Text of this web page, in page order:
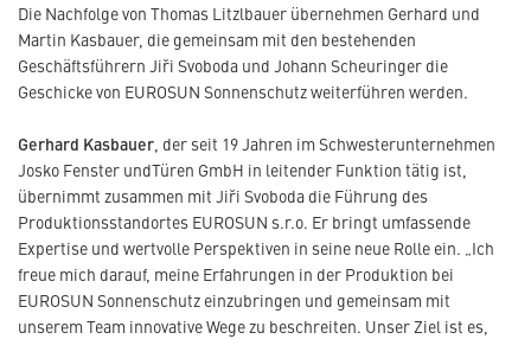
Die Nachfolge von Thomas Litzlbauer übernehmen Gerhard und
Martin Kasbauer, die gemeinsam mit den bestehenden
Geschäftsführern Jiři Svoboda und Johann Scheuringer die
Geschicke von EUROSUN Sonnenschutz weiterführen werden.
Gerhard Kasbauer, der seit 19 Jahren im Schwesterunternehmen
Josko Fenster undTüren GmbH in leitender Funktion tätig ist,
übernimmt zusammen mit Jiři Svoboda die Führung des
Produktionsstandortes EUROSUN s.r.o. Er bringt umfassende
Expertise und wertvolle Perspektiven in seine neue Rolle ein. „Ich
freue mich darauf, meine Erfahrungen in der Produktion bei
EUROSUN Sonnenschutz einzubringen und gemeinsam mit
unserem Team innovative Wege zu beschreiten. Unser Ziel ist es,